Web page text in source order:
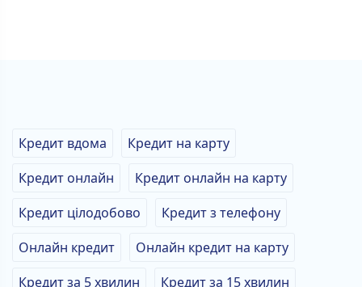
Кредит вдома
Кредит на карту
Кредит онлайн
Кредит онлайн на карту
Кредит цілодобово
Кредит з телефону
Онлайн кредит
Онлайн кредит на карту
Кредит за 5 хвилин
Кредит за 15 хвилин